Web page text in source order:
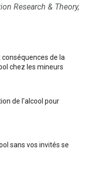
Research & Theory,
conséquences de la
chez les mineurs
de l'alcool pour
sans vos invités se